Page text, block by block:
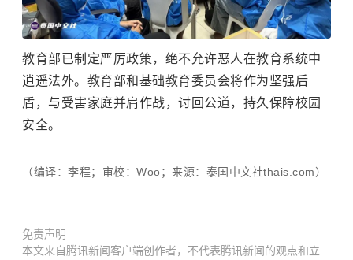
教育部已制定严厉政策，绝不允许恶人在教育系统中
逍遥法外。教育部和基础教育委员会将作为坚强后
盾，与受害家庭并肩作战，讨回公道，持久保障校园
安全。
（编译：李程；审校：Woo；来源：泰国中文社thais.com）
免责声明
本文来自腾讯新闻客户端创作者，不代表腾讯新闻的观点和立